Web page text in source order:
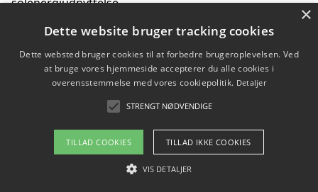
Hvordan du får svar på energispørgsmål om
vedvarende energikilder
Om / kontakt
Blog Betingelser
×
Dette website bruger tracking cookies
Dette websted bruger cookies til at forbedre brugeroplevelsen. Ved
at bruge vores hjemmeside accepterer du alle cookies i
overensstemmelse med vores cookiepolitik. Detaljer
STRENGT NØDVENDIGE
TILLAD COOKIES TILLAD IKKE COOKIES
VIS DETALJER